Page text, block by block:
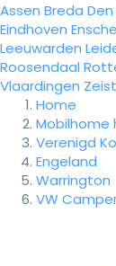
Assen Breda
Eindhoven
Leeuwarden
Roosendaal
Vlaardingen Zeist
Home
Mobilhome
Verenigd
Engeland
Warrington
VW